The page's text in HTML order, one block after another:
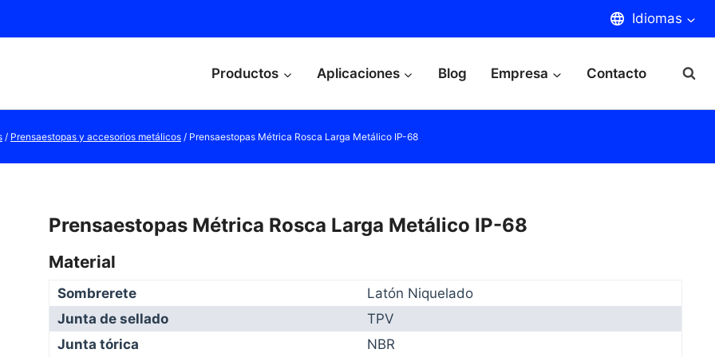
Idiomas
Productos Aplicaciones Blog Empresa Contacto
/ Prensaestopas y accesorios metálicos / Prensaestopas Métrica Rosca Larga Metálico IP-68
Prensaestopas Métrica Rosca Larga Metálico IP-68
Material
Sombrerete
Latón Niquelado
Junta de sellado
TPV
Junta tórica
NBR